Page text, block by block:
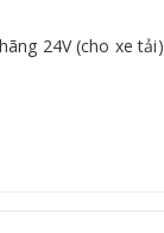
24V (cho xe tải)